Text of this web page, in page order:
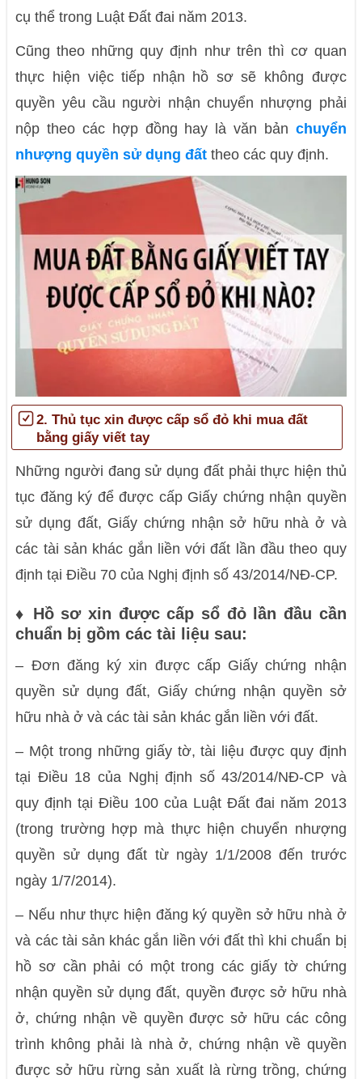
cụ thể trong Luật Đất đai năm 2013.
Cũng theo những quy định như trên thì cơ quan
thực hiện việc tiếp nhận hồ sơ sẽ không được
quyền yêu cầu người nhận chuyển nhượng phải
nộp theo các hợp đồng hay là văn bản chuyển
nhượng quyền sử dụng đất theo các quy định.
2. Thủ tục xin được cấp sổ đỏ khi mua đất
bằng giấy viết tay
Những người đang sử dụng đất phải thực hiện thủ
tục đăng ký để được cấp Giấy chứng nhận quyền
sử dụng đất, Giấy chứng nhận sở hữu nhà ở và
các tài sản khác gắn liền với đất lần đầu theo quy
định tại Điều 70 của Nghị định số 43/2014/NĐ-CP.
♦ Hồ sơ xin được cấp sổ đỏ lần đầu cần
chuẩn bị gồm các tài liệu sau:
– Đơn đăng ký xin được cấp Giấy chứng nhận
quyền sử dụng đất, Giấy chứng nhận quyền sở
hữu nhà ở và các tài sản khác gắn liền với đất.
– Một trong những giấy tờ, tài liệu được quy định
tại Điều 18 của Nghị định số 43/2014/NĐ-CP và
quy định tại Điều 100 của Luật Đất đai năm 2013
(trong trường hợp mà thực hiện chuyển nhượng
quyền sử dụng đất từ ngày 1/1/2008 đến trước
ngày 1/7/2014).
– Nếu như thực hiện đăng ký quyền sở hữu nhà ở
và các tài sản khác gắn liền với đất thì khi chuẩn bị
hồ sơ cần phải có một trong các giấy tờ chứng
nhận quyền sử dụng đất, quyền được sở hữu nhà
ở, chứng nhận về quyền được sở hữu các công
trình không phải là nhà ở, chứng nhận về quyền
được sở hữu rừng sản xuất là rừng trồng, chứng